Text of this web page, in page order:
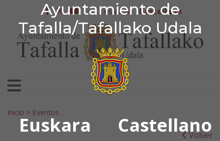
Ayuntamiento de
Tafalla/Tafallako Udala
Euskara Castellano
Ir al contenido
Ayuntamiento de
facebook
twitter
youtube
Euskera Castellano
Search for:
Inicio > Eventos
Volver